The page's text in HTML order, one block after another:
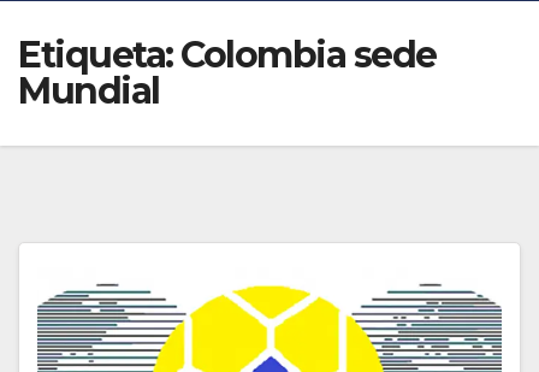
Etiqueta:Colombia sede
Mundial